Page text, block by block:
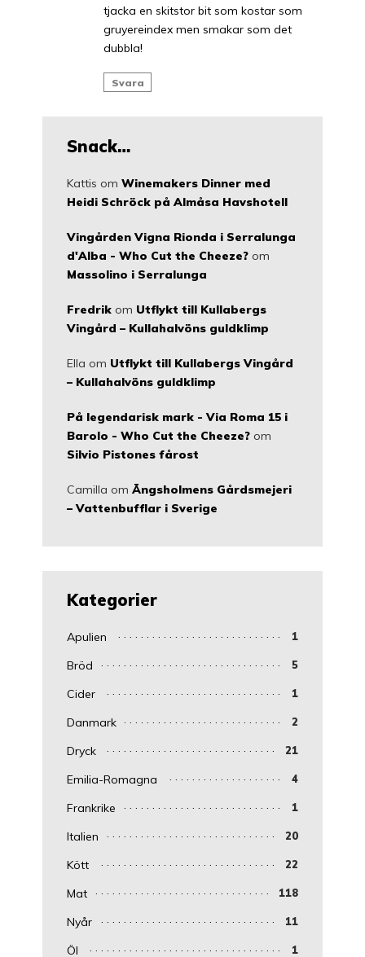
tjacka en skitstor bit som kostar som
gruyereindex men smakar som det
dubbla!
Svara
Snack…
Kattis om Winemakers Dinner med
Heidi Schröck på Almåsa Havshotell
Vingården Vigna Rionda i Serralunga
d'Alba - Who Cut the Cheeze? om
Massolino i Serralunga
Fredrik om Utflykt till Kullabergs
Vingård – Kullahalvöns guldklimp
Ella om Utflykt till Kullabergs Vingård
– Kullahalvöns guldklimp
På legendarisk mark - Via Roma 15 i
Barolo - Who Cut the Cheeze? om
Silvio Pistones fårost
Camilla om Ängsholmens Gårdsmejeri
– Vattenbufflar i Sverige
Kategorier
Apulien 1
Bröd 5
Cider 1
Danmark 2
Dryck 21
Emilia-Romagna 4
Frankrike 1
Italien 20
Kött 22
Mat 118
Nyår 11
Öl 1